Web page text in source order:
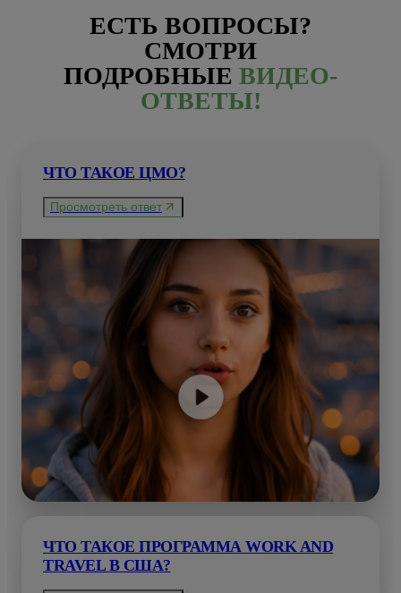
ЕСТЬ ВОПРОСЫ?
СМОТРИ
ПОДРОБНЫЕ ВИДЕО-
ОТВЕТЫ!
ЧТО ТАКОЕ ЦМО?
Просмотреть ответ
ЧТО ТАКОЕ ПРОГРАММА WORK AND
TRAVEL В США?